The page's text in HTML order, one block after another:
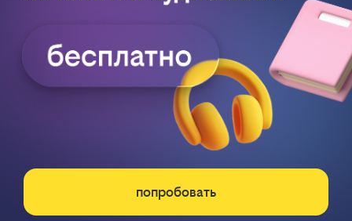
попробовать